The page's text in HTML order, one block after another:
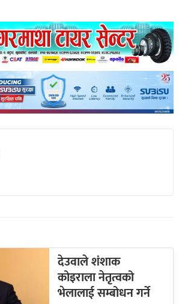
देउवाले शंशाक
कोइराला नेतृत्वको
भेलालाई सम्बोधन गर्ने